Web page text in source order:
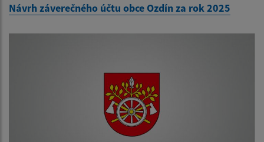
Návrh záverečného účtu obce Ozdín za rok 2025